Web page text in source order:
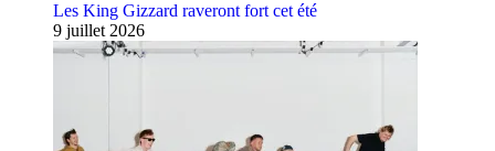
Les King Gizzard raveront fort cet été
9 juillet 2026